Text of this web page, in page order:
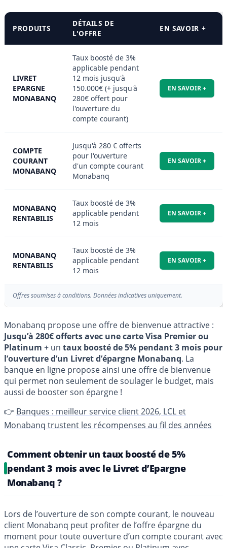
PRODUITS
DÉTAILS DE
L'OFFRE
EN SAVOIR +
LIVRET
EPARGNE
MONABANQ
Taux boosté de 3%
applicable pendant
12 mois jusqu'à
150.000€ (+ jusqu'à
280€ offert pour
l'ouverture du
compte courant)
EN SAVOIR +
COMPTE
COURANT
MONABANQ
Jusqu'à 280 € offerts
pour l'ouverture
d'un compte courant
Monabanq
EN SAVOIR +
MONABANQ
RENTABILIS
Taux boosté de 3%
applicable pendant
12 mois
EN SAVOIR +
MONABANQ
RENTABILIS
Taux boosté de 3%
applicable pendant
12 mois
EN SAVOIR +
Offres soumises à conditions. Données indicatives uniquement.
Monabanq propose une offre de bienvenue attractive :
Jusqu’à 280€ offerts avec une carte Visa Premier ou
Platinum + un taux boosté de 5% pendant 3 mois pour
l’ouverture d’un Livret d’épargne Monabanq. La
banque en ligne propose ainsi une offre de bienvenue
qui permet non seulement de soulager le budget, mais
aussi de booster son épargne !
👉 Banques : meilleur service client 2026, LCL et
Monabanq trustent les récompenses au fil des années
Comment obtenir un taux boosté de 5%
pendant 3 mois avec le Livret d’Epargne
Monabanq ?
Lors de l’ouverture de son compte courant, le nouveau
client Monabanq peut profiter de l’offre épargne du
moment pour toute ouverture d’un compte courant avec